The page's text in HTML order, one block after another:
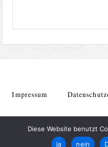
Impressum
Diese Website benutzt
ja
nein